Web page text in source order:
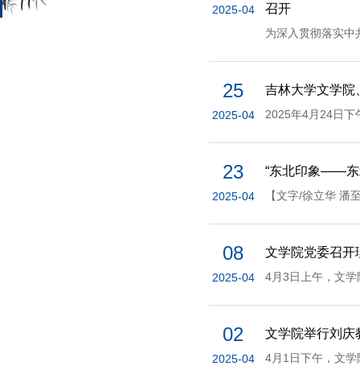
召开
2025-04
吉林大学文学院
25
2025-04
“东北印象——东
23
2025-04
文学院党委召开
08
2025-04
文学院举行刘庆
02
2025-04